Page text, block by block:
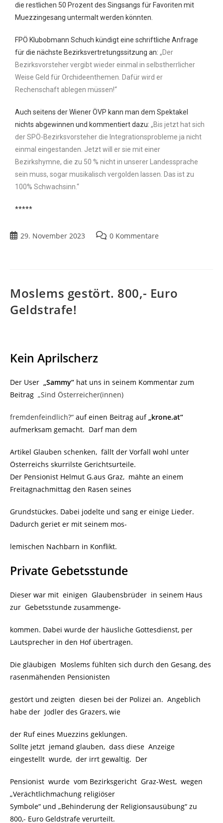
die restlichen 50 Prozent des Singsangs für Favoriten mit
Muezzingesang untermalt werden könnten.
FPÖ Klubobmann Schuch kündigt eine schriftliche Anfrage
für die nächste Bezirksvertretungssitzung an: „Der
Bezirksvorsteher vergibt wieder einmal in selbstherrlicher
Weise Geld für Orchideenthemen. Dafür wird er
Rechenschaft ablegen müssen!“
Auch seitens der Wiener ÖVP kann man dem Spektakel
nichts abgewinnen und kommentiert dazu: „Bis jetzt hat sich
der SPÖ-Bezirksvorsteher die Integrationsprobleme ja nicht
einmal eingestanden. Jetzt will er sie mit einer
Bezirkshymne, die zu 50 % nicht in unserer Landessprache
sein muss, sogar musikalisch vergolden lassen. Das ist zu
100% Schwachsinn.“
*****
29. November 2023 0 Kommentare
Moslems gestört. 800,- Euro
Geldstrafe!
Kein Aprilscherz
Der User „Sammy“ hat uns in seinem Kommentar zum
Beitrag „Sind Österreicher(innen)
fremdenfeindlich?“ auf einen Beitrag auf „krone.at“
aufmerksam gemacht. Darf man dem
Artikel Glauben schenken, fällt der Vorfall wohl unter
Österreichs skurrilste Gerichtsurteile.
Der Pensionist Helmut G.aus Graz, mähte an einem
Freitagnachmittag den Rasen seines
Grundstückes. Dabei jodelte und sang er einige Lieder.
Dadurch geriet er mit seinem mos-
lemischen Nachbarn in Konflikt.
Private Gebetsstunde
Dieser war mit einigen Glaubensbrüder in seinem Haus
zur Gebetsstunde zusammenge-
kommen. Dabei wurde der häusliche Gottesdienst, per
Lautsprecher in den Hof übertragen.
Die gläubigen Moslems fühlten sich durch den Gesang, des
rasenmähenden Pensionisten
gestört und zeigten diesen bei der Polizei an. Angeblich
habe der Jodler des Grazers, wie
der Ruf eines Muezzins geklungen.
Sollte jetzt jemand glauben, dass diese Anzeige
eingestellt wurde, der irrt gewaltig. Der
Pensionist wurde vom Bezirksgericht Graz-West, wegen
„Verächtlichmachung religiöser
Symbole“ und „Behinderung der Religionsausübung“ zu
800,- Euro Geldstrafe verurteilt.